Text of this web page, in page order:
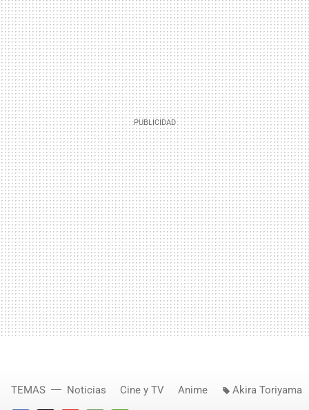
TEMAS Noticias Cine y TV Anime Akira Toriyama